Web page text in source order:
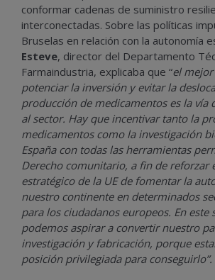
conformar cadenas de suministro
interconectadas. Sobre las políticas
Bruselas en relación con la autonomía
Esteve, director del Departamento
Farmaindustria, explicaba que “el
potenciar la inversión y evitar la
producción de medicamentos es la vía
al sector. Hay que incentivar tanto la
medicamentos como la investigación
España con todas las herramientas
Derecho comunitario, a fin de reforzar
estratégico de la UE de fomentar la
nuestro continente en determinados
para los ciudadanos europeos. En este
podemos aspirar a convertir nuestro
investigación y fabricación, porque
posición privilegiada para conseguirlo”.